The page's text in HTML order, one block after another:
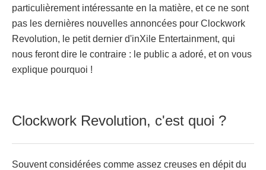
particulièrement intéressante en la matière, et ce ne sont
pas les dernières nouvelles annoncées pour Clockwork
Revolution, le petit dernier d'inXile Entertainment, qui
nous feront dire le contraire : le public a adoré, et on vous
explique pourquoi !
Clockwork Revolution, c'est quoi ?
Souvent considérées comme assez creuses en dépit du